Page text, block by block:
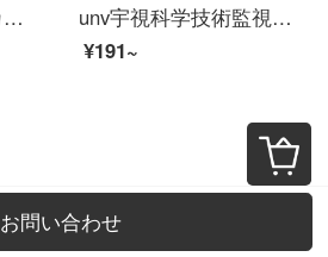
宇視科技監視防犯カメラ200万オーディ内蔵ピックアップ赤外線夜間視HDモニタイ焦点距離4 mm
unv宇視科学技術監視電源適合器12 V 2 A屋外防水監視専門家DV 12 V監視侵犯防止カメラ電源監視ユーニバーサール電源12 V 2 Aはプラグ付き
¥191~
お問い合わせ